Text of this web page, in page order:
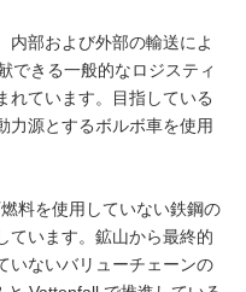
内部および外部の輸送によ
できる一般的なロジスティ
れています。目指している
力源とするボルボ車を使用
料を使用していない鉄鋼の
ています。鉱山から最終的
いないバリューチェーンの